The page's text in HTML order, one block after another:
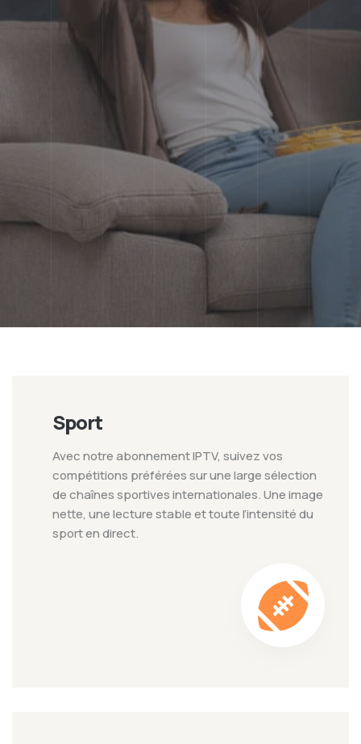
Sport
Avec notre abonnement IPTV, suivez vos
compétitions préférées sur une large sélection
de chaînes sportives internationales. Une image
nette, une lecture stable et toute l’intensité du
sport en direct.